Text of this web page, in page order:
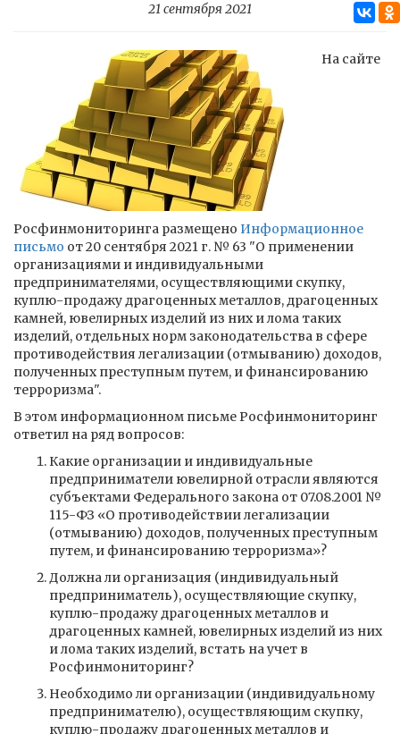
21 сентября 2021
На сайте
Росфинмониторинга размещено Информационное
письмо от 20 сентября 2021 г. № 63 "О применении
организациями и индивидуальными
предпринимателями, осуществляющими скупку,
куплю-продажу драгоценных металлов, драгоценных
камней, ювелирных изделий из них и лома таких
изделий, отдельных норм законодательства в сфере
противодействия легализации (отмыванию) доходов,
полученных преступным путем, и финансированию
терроризма".
В этом информационном письме Росфинмониторинг
ответил на ряд вопросов:
Какие организации и индивидуальные
предприниматели ювелирной отрасли являются
субъектами Федерального закона от 07.08.2001 №
115-ФЗ «О противодействии легализации
(отмыванию) доходов, полученных преступным
путем, и финансированию терроризма»?
Должна ли организация (индивидуальный
предприниматель), осуществляющие скупку,
куплю-продажу драгоценных металлов и
драгоценных камней, ювелирных изделий из них
и лома таких изделий, встать на учет в
Росфинмониторинг?
Необходимо ли организации (индивидуальному
предпринимателю), осуществляющим скупку,
куплю-продажу драгоценных металлов и